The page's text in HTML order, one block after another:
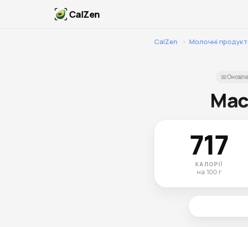
CalZen
CalZen › Молочні
📅
717
КАЛОРІЇ
на 100 г